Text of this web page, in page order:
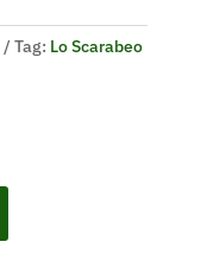
Tag: Lo Scarabeo